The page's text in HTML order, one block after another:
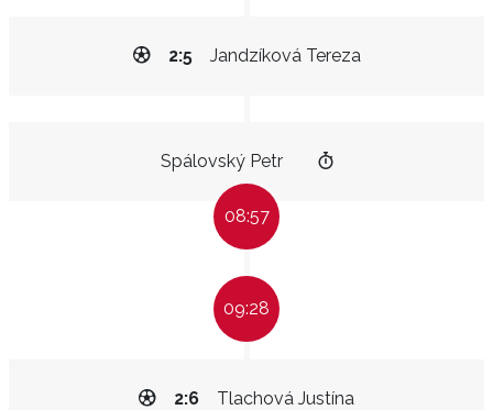
Jandzíková Tereza
2:5
Spálovský Petr
08:57
09:28
Tlachová Justína
2:6